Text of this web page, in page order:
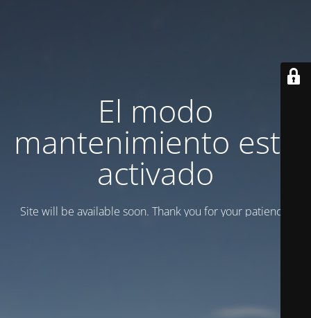
El modo
mantenimiento está
activado
Site will be available soon. Thank you for your patience!